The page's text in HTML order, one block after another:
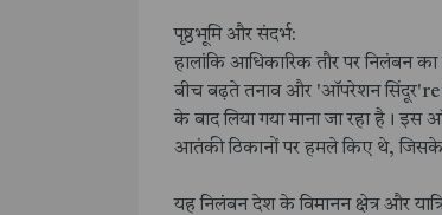
पृष्ठभूमि और संदर्भ:
हालांकि आधिकारिक तौर पर निलंबन
बीच बढ़ते तनाव और 'ऑपरेशन
के बाद लिया गया माना जा रहा है।
आतंकी ठिकानों पर हमले किए थे, जिसके
यह निलंबन देश के विमानन क्षेत्र और